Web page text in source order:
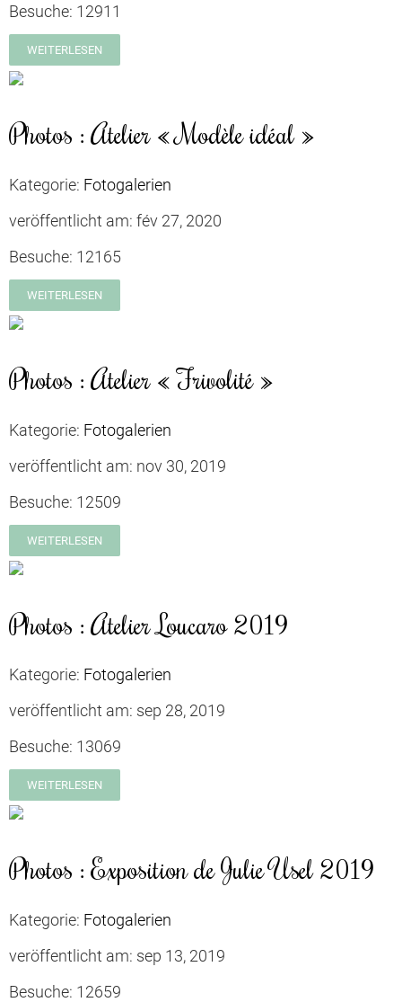
Besuche: 12911
WEITERLESEN
Photos : Atelier « Modèle idéal »
Kategorie: Fotogalerien
veröffentlicht am: fév 27, 2020
Besuche: 12165
WEITERLESEN
Photos : Atelier « Frivolité »
Kategorie: Fotogalerien
veröffentlicht am: nov 30, 2019
Besuche: 12509
WEITERLESEN
Photos : Atelier Loucaro 2019
Kategorie: Fotogalerien
veröffentlicht am: sep 28, 2019
Besuche: 13069
WEITERLESEN
Photos : Exposition de Julie Usel 2019
Kategorie: Fotogalerien
veröffentlicht am: sep 13, 2019
Besuche: 12659